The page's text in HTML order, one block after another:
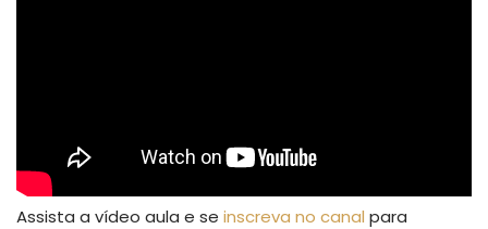
Assista a vídeo aula e se inscreva no canal para